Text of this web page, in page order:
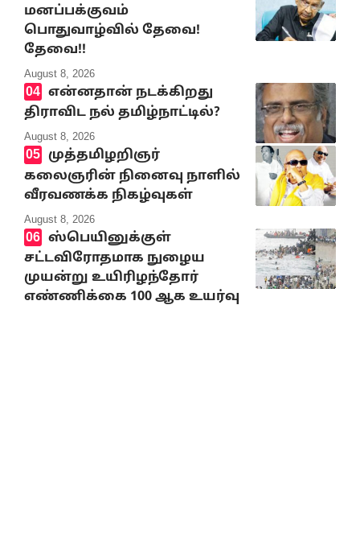
மனப்பக்குவம்
பொதுவாழ்வில் தேவை!
தேவை!!
August 8, 2026
என்னதான் நடக்கிறது
திராவிட நல் தமிழ்நாட்டில்?
August 8, 2026
முத்தமிழறிஞர்
கலைஞரின் நினைவு நாளில்
வீரவணக்க நிகழ்வுகள்
August 8, 2026
ஸ்பெயினுக்குள்
சட்டவிரோதமாக நுழைய
முயன்று உயிரிழந்தோர்
எண்ணிக்கை 100 ஆக உயர்வு